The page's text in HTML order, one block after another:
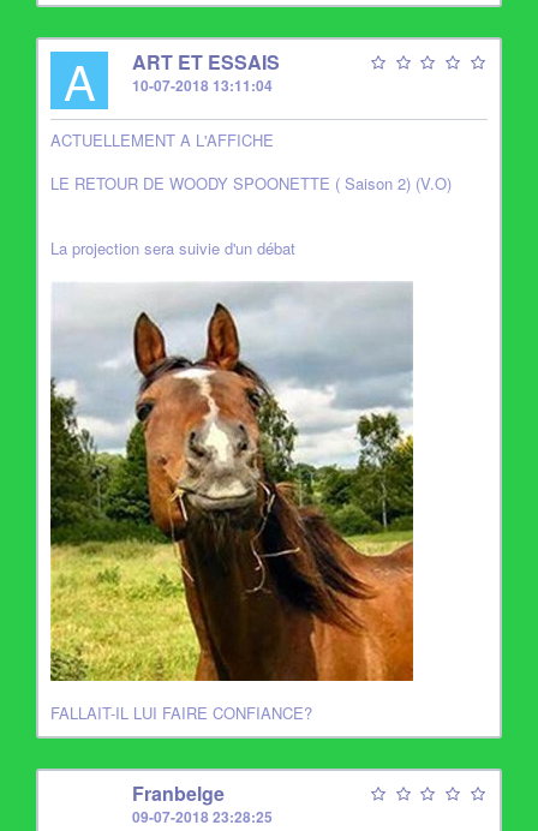
A ART ET ESSAIS
10-07-2018 13:11:04
ACTUELLEMENT A L'AFFICHE
LE RETOUR DE WOODY SPOONETTE ( Saison 2) (V.O)
La projection sera suivie d'un débat
FALLAIT-IL LUI FAIRE CONFIANCE?
Franbelge
09-07-2018 23:28:25